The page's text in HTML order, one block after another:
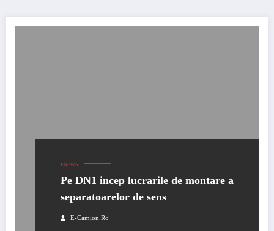
ENEWS
Pe DN1 incep lucrarile de montare a
separatoarelor de sens
E-Camion.ro